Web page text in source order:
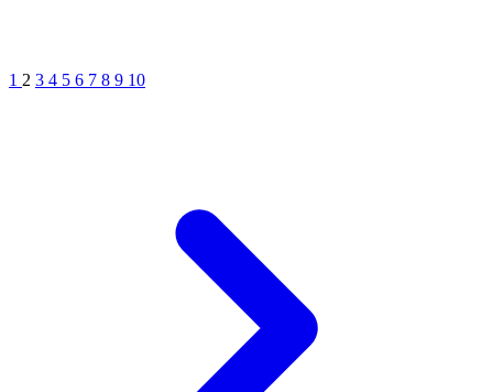
1 2 3 4 5 6 7 8 9 10